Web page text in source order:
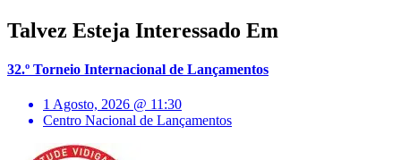
Talvez Esteja Interessado Em
32.º Torneio Internacional de Lançamentos
1 Agosto, 2026 @ 11:30
Centro Nacional de Lançamentos